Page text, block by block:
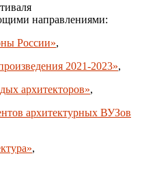
направлениями:
России»,
2021-2023»,
архитекторов»,
архитектурных ВУЗов
,